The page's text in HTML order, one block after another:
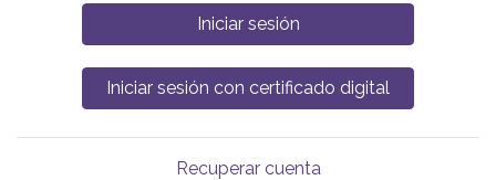
Recuperar cuenta